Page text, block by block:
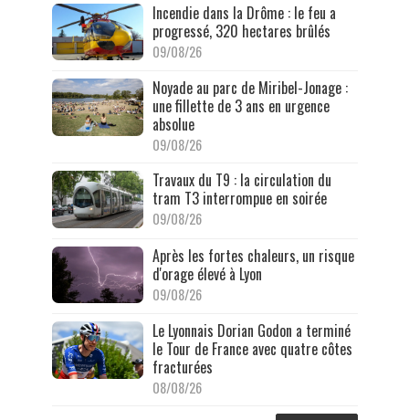
Incendie dans la Drôme : le feu a
progressé, 320 hectares brûlés
09/08/26
Noyade au parc de Miribel-Jonage :
une fillette de 3 ans en urgence
absolue
09/08/26
Travaux du T9 : la circulation du
tram T3 interrompue en soirée
09/08/26
Après les fortes chaleurs, un risque
d'orage élevé à Lyon
09/08/26
Le Lyonnais Dorian Godon a terminé
le Tour de France avec quatre côtes
fracturées
08/08/26